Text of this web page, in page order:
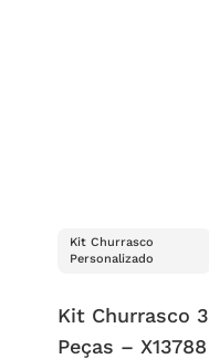
Kit Churrasco
Personalizado
Kit Churrasco 3
Peças – X13788